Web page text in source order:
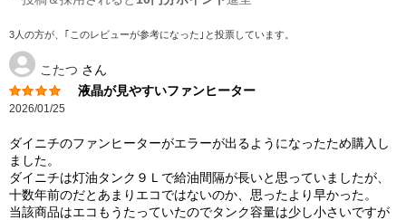
3人の方が、｢このレビューが参考になった｣と投票しています。
こたつ さん
液晶が見やすいファンヒーター
2026/01/25
ダイニチのファンヒーターがエラーが出るようになったため購入し
ました。
ダイニチは灯油タンク９Ｌで給油間隔が長いと思っていましたが、
十数年前のだとあまりエコではないのか、思ったより早かった。
当該商品はエコもうたっていたのでタンク容量は少し小さいですが